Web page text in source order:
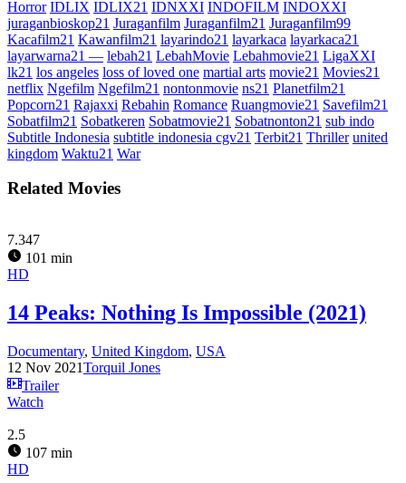
Horror IDLIX IDLIX21 IDNXXI INDOFILM INDOXXI
juraganbioskop21 Juraganfilm Juraganfilm21 Juraganfilm99
Kacafilm21 Kawanfilm21 layarindo21 layarkaca layarkaca21
layarwarna21 — lebah21 LebahMovie Lebahmovie21 LigaXXI
lk21 los angeles loss of loved one martial arts movie21 Movies21
netflix Ngefilm Ngefilm21 nontonmovie ns21 Planetfilm21
Popcorn21 Rajaxxi Rebahin Romance Ruangmovie21 Savefilm21
Sobatfilm21 Sobatkeren Sobatmovie21 Sobatnonton21 sub indo
Subtitle Indonesia subtitle indonesia cgv21 Terbit21 Thriller united
kingdom Waktu21 War
Related Movies
7.347
101 min
HD
14 Peaks: Nothing Is Impossible (2021)
Documentary, United Kingdom, USA
12 Nov 2021Torquil Jones
Trailer
Watch
2.5
107 min
HD